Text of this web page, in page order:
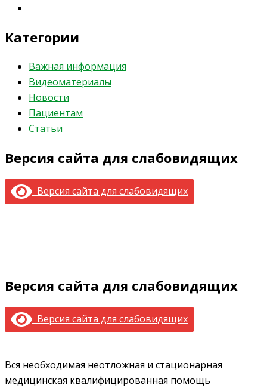
Категории
Важная информация
Видеоматериалы
Новости
Пациентам
Статьи
Версия сайта для слабовидящих
Версия сайта для слабовидящих
Версия сайта для слабовидящих
Версия сайта для слабовидящих
Вся необходимая неотложная и стационарная
медицинская квалифицированная помощь